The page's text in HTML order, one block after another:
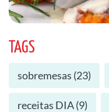
TAGS
sobremesas (23)
receitas DIA(9)